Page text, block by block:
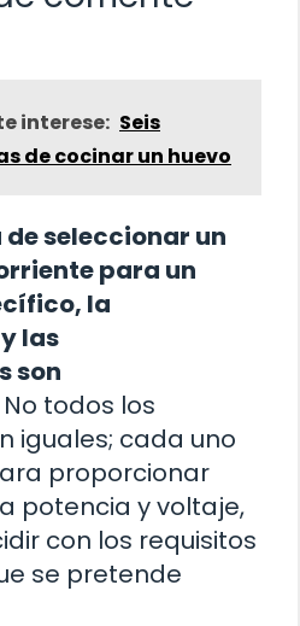
interese: Seis
de cocinar un huevo
seleccionar un
para un
la
las
son
No todos los
iguales; cada uno
proporcionar
potencia y voltaje,
con los requisitos
se pretende